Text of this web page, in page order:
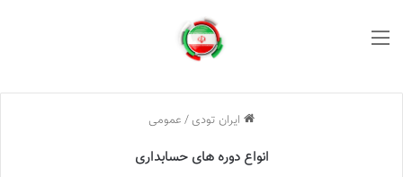
ایران تودی / عمومی
انواع دوره های حسابداری